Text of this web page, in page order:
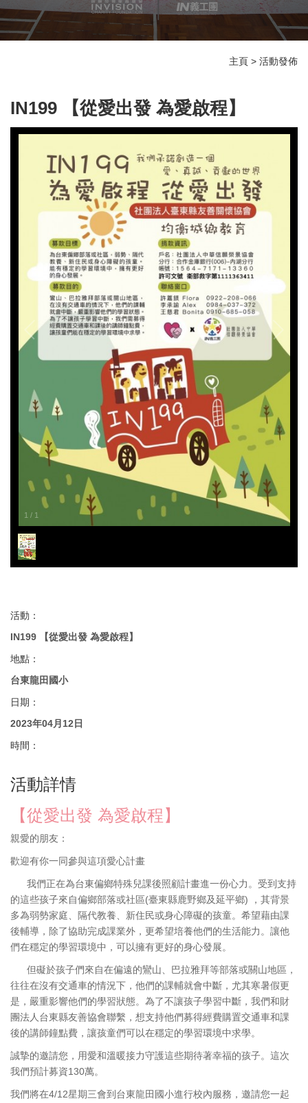
主頁 > 活動發佈
IN199 【從愛出發 為愛啟程】
1 / 1
活動：
IN199 【從愛出發 為愛啟程】
地點：
台東龍田國小
日期：
2023年04月12日
時間：
活動詳情
【從愛出發 為愛啟程】
親愛的朋友：
歡迎有你一同參與這項愛心計畫
我們正在為台東偏鄉特殊兒課後照顧計畫進一份心力。受到支持
的這些孩子來自偏鄉部落或社區(臺東縣鹿野鄉及延平鄉) ，其背景
多為弱勢家庭、隔代教養、新住民或身心障礙的孩童。希望藉由課
後輔導，除了協助完成課業外，更希望培養他們的生活能力。讓他
們在穩定的學習環境中，可以擁有更好的身心發展。
但礙於孩子們來自在偏遠的鸞山、巴拉雅拜等部落或關山地區，
往往在沒有交通車的情況下，他們的課輔就會中斷，尤其寒暑假更
是，嚴重影響他們的學習狀態。為了不讓孩子學習中斷，我們和財
團法人台東縣友善協會聯繫，想支持他們募得經費購置交通車和課
後的講師鐘點費，讓孩童們可以在穩定的學習環境中求學。
誠摯的邀請您，用愛和溫暖接力守護這些期待著幸福的孩子。這次
我們預計募資130萬。
我們將在4/12星期三會到台東龍田國小進行校內服務，邀請您一起